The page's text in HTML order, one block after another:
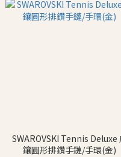
SWAROVSKI Tennis Deluxe
鑲圓形排鑽手鏈/手環(金)